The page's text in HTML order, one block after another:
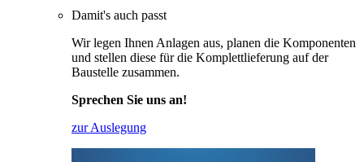
Damit's auch passt
Wir legen Ihnen Anlagen aus, planen die Komponenten
und stellen diese für die Komplettlieferung auf der
Baustelle zusammen.
Sprechen Sie uns an!
zur Auslegung